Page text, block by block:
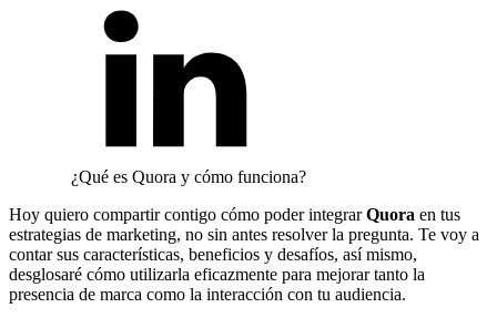
¿Qué es Quora y cómo funciona?
Hoy quiero compartir contigo cómo poder integrarQuora en tus
estrategias de marketing, no sin antes resolver la pregunta. Te voy a
contar sus características, beneficios y desafíos, así mismo,
desglosaré cómo utilizarla eficazmente para mejorar tanto la
presencia de marca como la interacción con tu audiencia.